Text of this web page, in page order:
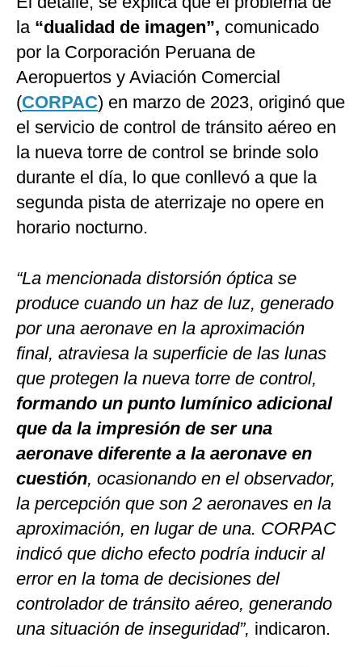
la “dualidad de imagen”, comunicado
por la Corporación Peruana de
Aeropuertos y Aviación Comercial
(CORPAC) en marzo de 2023, originó que
el servicio de control de tránsito aéreo en
la nueva torre de control se brinde solo
durante el día, lo que conllevó a que la
segunda pista de aterrizaje no opere en
horario nocturno.
“La mencionada distorsión óptica se
produce cuando un haz de luz, generado
por una aeronave en la aproximación
final, atraviesa la superficie de las lunas
que protegen la nueva torre de control,
formando un punto lumínico adicional
que da la impresión de ser una
aeronave diferente a la aeronave en
cuestión, ocasionando en el observador,
la percepción que son 2 aeronaves en la
aproximación, en lugar de una. CORPAC
indicó que dicho efecto podría inducir al
error en la toma de decisiones del
controlador de tránsito aéreo, generando
una situación de inseguridad”, indicaron.